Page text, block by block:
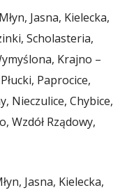
Jasna, Kielecka,
Scholasteria,
Krajno –
Paprocice,
Nieczulice, Chybice,
Wzdół Rządowy,
Jasna, Kielecka,